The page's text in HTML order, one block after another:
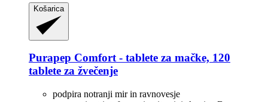
Košarica
Purapep Comfort -​ tablete za mačke, 120
tablete za žvečenje
podpira notranji mir in ravnovesje